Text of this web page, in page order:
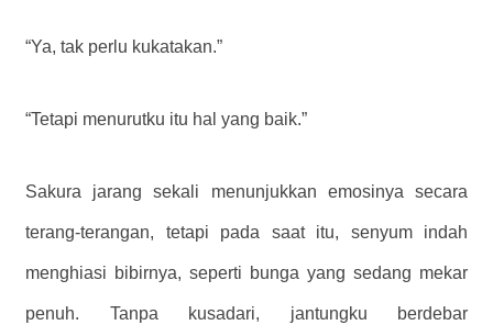
“Ya, tak perlu kukatakan.”
“Tetapi menurutku itu hal yang baik.”
Sakura jarang sekali menunjukkan emosinya secara
terang-terangan, tetapi pada saat itu, senyum indah
menghiasi bibirnya, seperti bunga yang sedang mekar
penuh. Tanpa kusadari, jantungku berdebar